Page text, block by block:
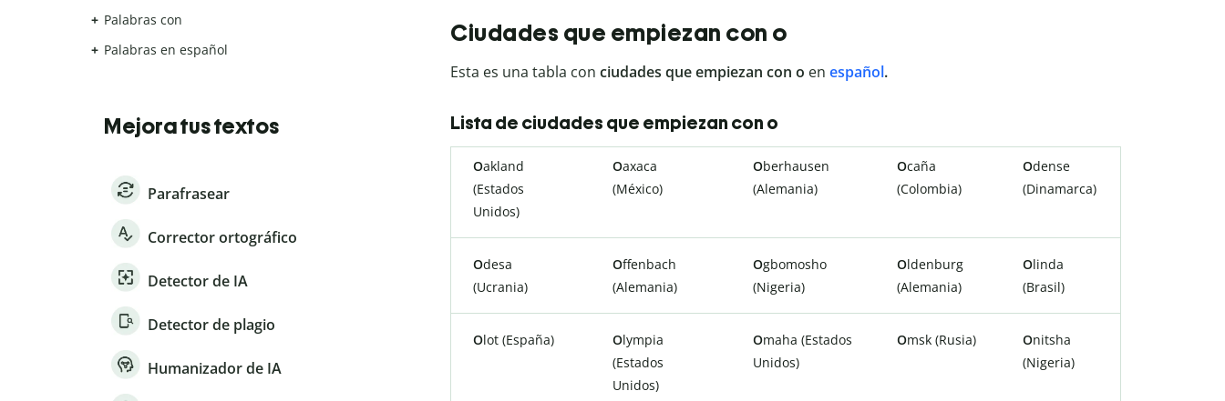
Ciudades que empiezan con o
Esta es una tabla con ciudades que empiezan con o en español.
Lista de ciudades que empiezan con o
Oakland
(Estados
Unidos)
Oaxaca
(México)
Oberhausen
(Alemania)
Ocaña
(Colombia)
Odense
(Dinamarca)
Odesa
(Ucrania)
Offenbach
(Alemania)
Ogbomosho
(Nigeria)
Oldenburg
(Alemania)
Olinda
(Brasil)
Olot (España) Olympia
(Estados
Unidos)
Omaha (Estados
Unidos)
Omsk (Rusia) Onitsha
(Nigeria)
Palabras con
Palabras en español
Mejora tus textos
Parafrasear
Corrector ortográfico
Detector de IA
Detector de plagio
Humanizador de IA